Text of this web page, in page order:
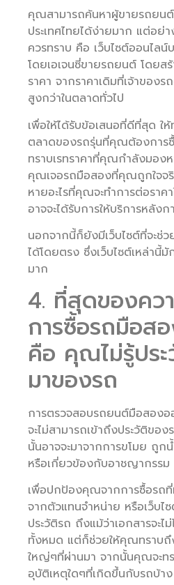
คุณสามารถค้นหาผู้ขายรถยน
ประเทศไทยได้ง่ายมาก แต่อ
ควรทราบ คือ เว็บไซต์ออนไลน์
โดยเอเจนซี่ขายรถยนต์ โดยส
ราคา จากราคาเดิมที่เจ้าของร
สูงกว่าในตลาดทั่วไป
เพื่อให้ได้รับข้อเสนอที่ดีที่สุด ใ
ตลาดของรถรุ่นที่คุณต้องการ
ทราบเรทราคาที่คุณกำลังมอง
คุณเจอรถมือสองที่คุณถูกใจจริ
หายอะไรที่คุณจะทำการต่อราค
อาจจะได้รับการให้บริการหลัง
นอกจากนี้ก็ยังมีเว็บไซต์ที่จะ
ได้โดยตรง ซึ่งเว็บไซต์เหล่านี้
มาก
4. ที่สุดของคว
การซื้อรถมือส
คือ คุณไม่รู้ประ
มาของรถ
การตรวจสอบรถยนต์มือสอง
จะไม่สามารถเข้าถึงประวัติขอ
นั้นอาจจะมาจากการขโมย ถูก
หรือเกี่ยวข้องกับอาชญากรรม
เพื่อปกป้องคุณจากการซื้อรถที่
จากตัวแทนจำหน่าย หรือเว็บไ
ประวัติรถ ถึงแม้ว่าเอกสารจะไ
ทั้งหมด แต่ก็ช่วยให้คุณทราบถึ
ใหญ่ๆที่ผ่านมา จากนั้นคุณจะท
อุบัติเหตุใดๆที่เกิดขึ้นกับรถบ้าง